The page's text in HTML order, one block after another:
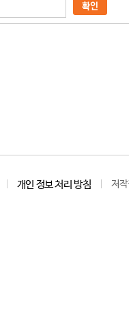
확인
개인 정보 처리 방침 저